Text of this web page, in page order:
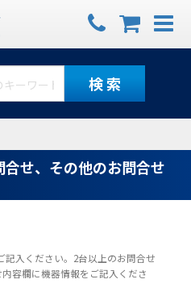
検 索
せ、その他のお問合せ
記入ください。2台以上のお問合せ
容欄に機器情報をご記入くださ